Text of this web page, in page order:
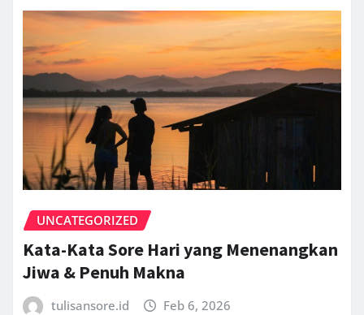
UNCATEGORIZED
Kata-Kata Sore Hari yang Menenangkan
Jiwa & Penuh Makna
tulisansore.id Feb 6, 2026